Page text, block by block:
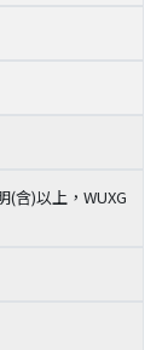
(含)以上，WUXG